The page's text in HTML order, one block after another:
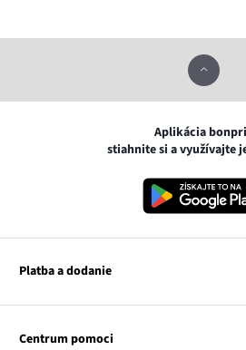
Aplikácia
stiahnite si a využívajte
Platba a dodanie
VISA
Centrum pomoci